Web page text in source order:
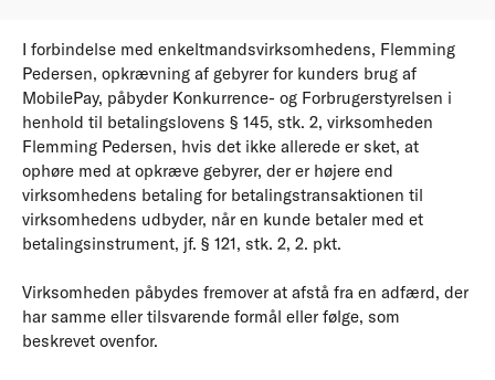
I forbindelse med enkeltmandsvirksomhedens, Flemming
Pedersen, opkrævning af gebyrer for kunders brug af
MobilePay, påbyder Konkurrence- og Forbrugerstyrelsen i
henhold til betalingslovens § 145, stk. 2, virksomheden
Flemming Pedersen, hvis det ikke allerede er sket, at
ophøre med at opkræve gebyrer, der er højere end
virksomhedens betaling for betalingstransaktionen til
virksomhedens udbyder, når en kunde betaler med et
betalingsinstrument, jf. § 121, stk. 2, 2. pkt.
Virksomheden påbydes fremover at afstå fra en adfærd, der
har samme eller tilsvarende formål eller følge, som
beskrevet ovenfor.